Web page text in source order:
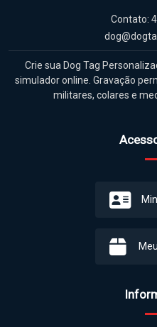
Contato:
Crie sua Dog Tag
simulador online. Gravação
militares, colares e